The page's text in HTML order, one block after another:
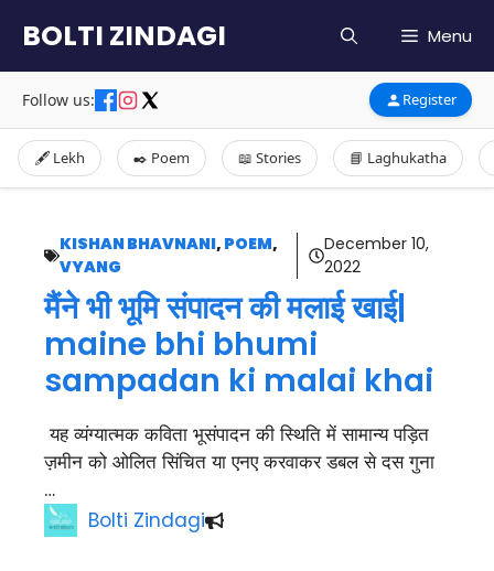
content
BOLTI ZINDAGI Menu
Follow us: Register
🖋️ Lekh ✒️ Poem 📖 Stories 📘 Laghukatha
KISHAN BHAVNANI, POEM,
VYANG
December 10,
2022
मैंने भी भूमि संपादन की मलाई खाई|
maine bhi bhumi
sampadan ki malai khai
यह व्यंग्यात्मक कविता भूसंपादन की स्थिति में सामान्य पड़ित
ज़मीन को ओलित सिंचित या एनए करवाकर डबल से दस गुना
…
Bolti Zindagi